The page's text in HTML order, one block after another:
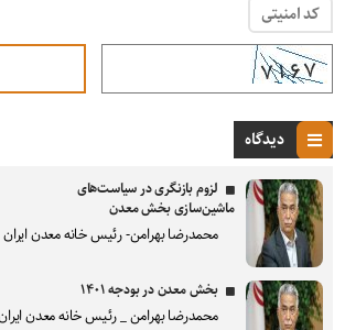
کد امنیتی
دیدگاه
لزوم بازنگری در سیاست‌های
ماشین‌سازی بخش معدن
محمدرضا بهرامن- رئیس خانه معدن ایران
بخش معدن در بودجه ۱۴۰۱
محمدرضا بهرامن _ رئیس خانه معدن